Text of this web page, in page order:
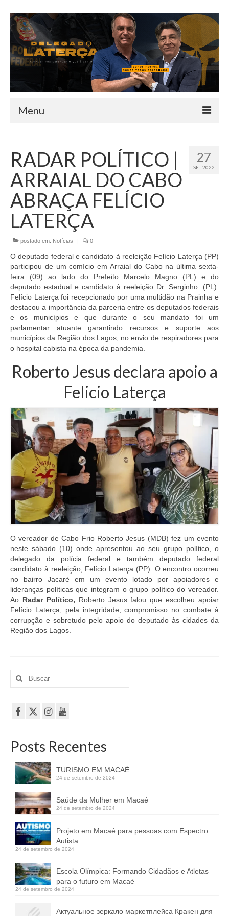
Menu
QUEM SOU
INFORMATIVO
TEAM
MANDATO
EMENDAS
PROPOSTAS LEGISLATIVAS
TRANSPARÊNCIA
AGENDA
CONTATO
27
SET 2022
RADAR POLÍTICO |
ARRAIAL DO CABO
ABRAÇA FELÍCIO
LATERÇA
postado em: Notícias | 0
O deputado federal e candidato à reeleição Felício Laterça (PP)
participou de um comício em Arraial do Cabo na última sexta-
feira (09) ao lado do Prefeito Marcelo Magno (PL) e do
deputado estadual e candidato à reeleição Dr. Serginho. (PL).
Felício Laterça foi recepcionado por uma multidão na Prainha e
destacou a importância da parceria entre os deputados federais
e os municípios e que durante o seu mandato foi um
parlamentar atuante garantindo recursos e suporte aos
municípios da Região dos Lagos, no envio de respiradores para
o hospital cabista na época da pandemia.
Roberto Jesus declara apoio a
Felicio Laterça
O vereador de Cabo Frio Roberto Jesus (MDB) fez um evento
neste sábado (10) onde apresentou ao seu grupo político, o
delegado da polícia federal e também deputado federal
candidato à reeleição, Felício Laterça (PP). O encontro ocorreu
no bairro Jacaré em um evento lotado por apoiadores e
lideranças políticas que integram o grupo político do vereador.
Ao Radar Político, Roberto Jesus falou que escolheu apoiar
Felício Laterça, pela integridade, compromisso no combate à
corrupção e sobretudo pelo apoio do deputado às cidades da
Região dos Lagos.
Buscar
por:
Posts Recentes
TURISMO EM MACAÉ
24 de setembro de 2024
Saúde da Mulher em Macaé
24 de setembro de 2024
Projeto em Macaé para pessoas com Espectro
Autista
24 de setembro de 2024
Escola Olímpica: Formando Cidadãos e Atletas
para o futuro em Macaé
24 de setembro de 2024
Актуальное зеркало маркетплейса Кракен для